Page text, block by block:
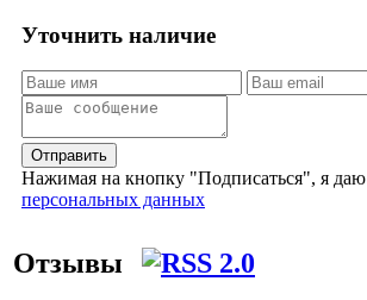
Уточнить наличие
Отправить
Нажимая на кнопку "Подписаться", я даю
персональных данных
Отзывы